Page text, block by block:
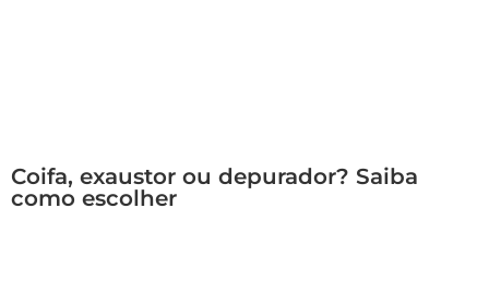
Coifa, exaustor ou depurador? Saiba
como escolher